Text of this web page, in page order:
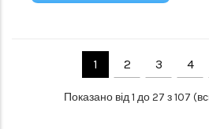
1 2 3 4
Показано від 1 до 27 з 107